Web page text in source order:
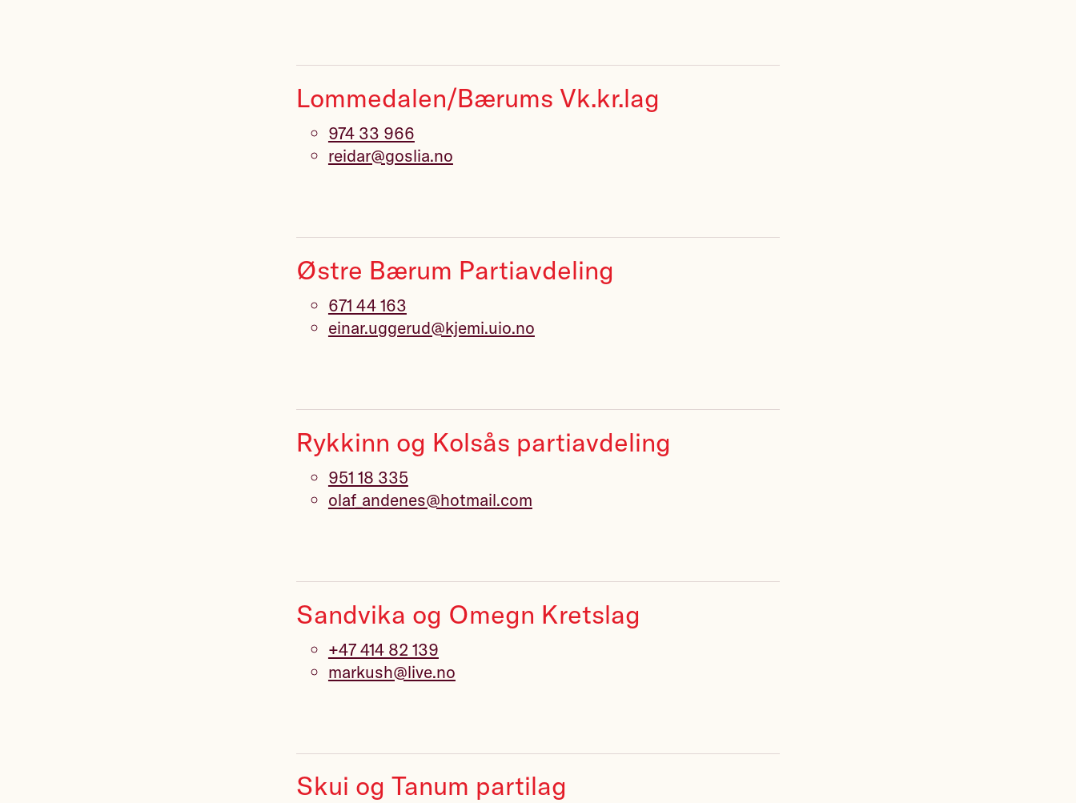
Lommedalen/Bærums Vk.kr.lag
974 33 966
reidar@goslia.no
Østre Bærum Partiavdeling
671 44 163
einar.uggerud@kjemi.uio.no
Rykkinn og Kolsås partiavdeling
951 18 335
olaf_andenes@hotmail.com
Sandvika og Omegn Kretslag
+47 414 82 139
markush@live.no
Skui og Tanum partilag